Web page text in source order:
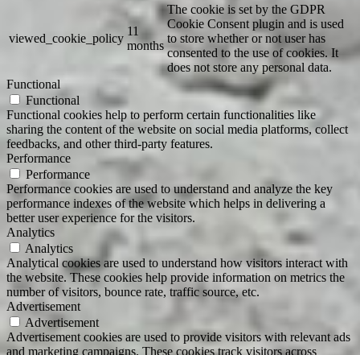
viewed_cookie_policy
11
months
The cookie is set by the GDPR
Cookie Consent plugin and is used
to store whether or not user has
consented to the use of cookies. It
does not store any personal data.
Functional
Functional
Functional cookies help to perform certain functionalities like
sharing the content of the website on social media platforms, collect
feedbacks, and other third-party features.
Performance
Performance
Performance cookies are used to understand and analyze the key
performance indexes of the website which helps in delivering a
better user experience for the visitors.
Analytics
Analytics
Analytical cookies are used to understand how visitors interact with
the website. These cookies help provide information on metrics the
number of visitors, bounce rate, traffic source, etc.
Advertisement
Advertisement
Advertisement cookies are used to provide visitors with relevant ads
and marketing campaigns. These cookies track visitors across